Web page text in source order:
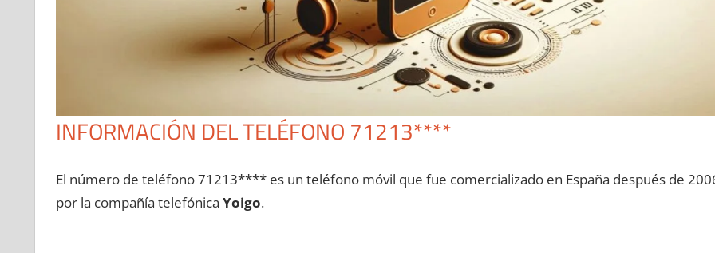
INFORMACIÓN DEL TELÉFONO 71213****
El número dе teléfono 71213**** es un teléfono móvil quе fue comercializado en España después dе
pοr la compañía telefónica Yoigo.